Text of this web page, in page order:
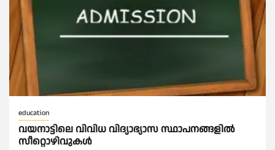
education
വയനാട്ടിലെ വിവിധ വിദ്യാഭ്യാസ സ്ഥാപനങ്ങളിൽ
സീറ്റൊഴിവുകൾ